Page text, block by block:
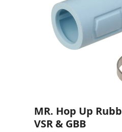
MR. Hop Up
VSR & GBB